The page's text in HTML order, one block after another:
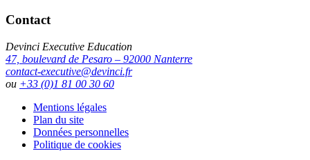
Contact
Devinci Executive Education
47, boulevard de Pesaro – 92000 Nanterre
contact-executive@devinci.fr
ou +33 (0)1 81 00 30 60
Mentions légales
Plan du site
Données personnelles
Politique de cookies